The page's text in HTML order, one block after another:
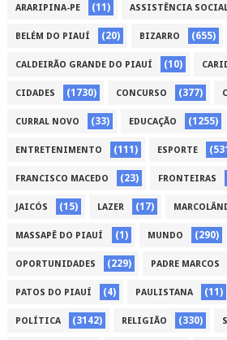
ARARIPINA-PE (11) ASSISTÊNCIA
BELÉM DO PIAUÍ (20) BIZARRO (655)
CALDEIRÃO GRANDE DO PIAUÍ (10)
CIDADES (1730) CONCURSO (377)
CURRAL NOVO (33) EDUCAÇÃO (1255)
ENTRETENIMENTO (111) ESPORTE
FRANCISCO MACEDO (23) FRONTEIRAS
JAICÓS (15) LAZER (17)
MASSAPÊ DO PIAUÍ (1) MUNDO (290)
OPORTUNIDADES (229) PADRE MARCOS
PATOS DO PIAUÍ (4) PAULISTANA (11)
POLÍTICA (3142) RELIGIÃO (330)